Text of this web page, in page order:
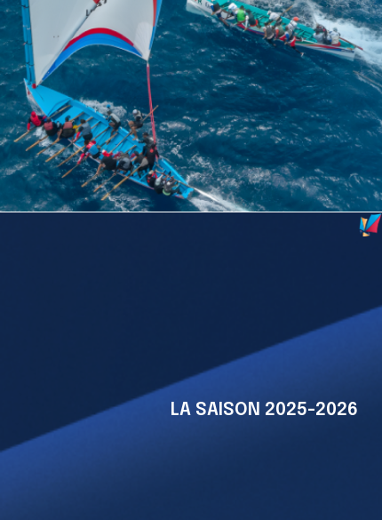
LA SAISON 2025-2026